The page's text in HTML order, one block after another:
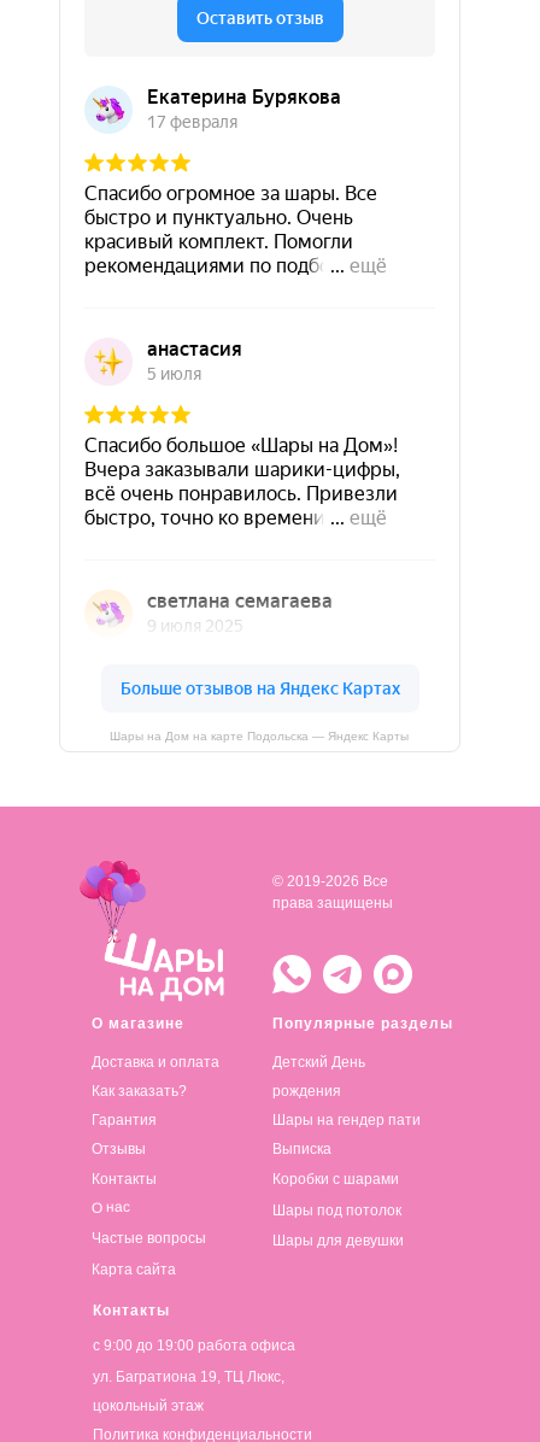
Шары на Дом на карте Подольска — Яндекс Карты
О магазине
Доставка и оплата
Популярные разделы
Детский День
рождения
Контакты
© 2019-2026 Все
права защищены
Как заказать?
Гарантия
Отзывы
Контакты
О нас
Частые вопросы
Карта сайта
Шары на гендер пати
Выписка
Коробки с шарами
Шары под потолок
Шары для девушки
с 9:00 до 19:00 работа офиса
ул. Багратиона 19, ТЦ Люкс,
цокольный этаж
Политика конфиденциальности